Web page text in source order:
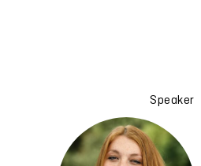
Speaker